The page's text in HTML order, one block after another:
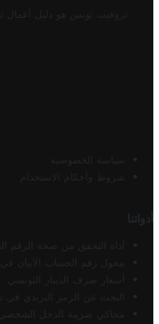
تروفيت تونس هو دليل أعمال
سياسة الخصوصية
شروط وأحكام الاستخدام
أدواتنا
أداة التحقق من صحة الرقم
محول رقم الحساب الآيبان
أسعار صرف الدينار التونسي
البحث عن الرمز البريدي في
محاكي ضريبة الدخل الشخصي